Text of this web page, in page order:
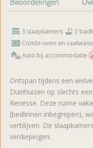
Beoordelingen
3 slaapkamers 2
Combi-oven en
Auto bij accommodatie
Ontspan tijdens een
Duinhuizen op slechts
Renesse. Deze ruime
(bedlinnen inbegrepen),
verblijven. De
verdiepingen.